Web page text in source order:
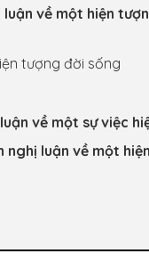
về một hiện
tượng đời sống
về một sự việc
nghị luận về một